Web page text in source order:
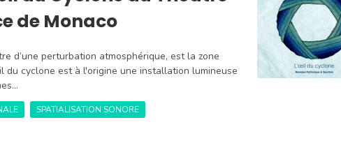
de Monaco
d’une perturbation atmosphérique, est la zone
du cyclone est à l'origine une installation lumineuse
SPATIALISATION SONORE